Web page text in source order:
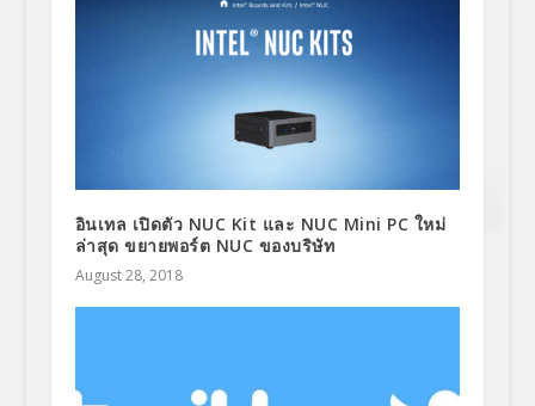
อินเทล เปิดตัว NUC Kit และ NUC Mini PC ใหม่
ล่าสุด ขยายพอร์ต NUC ของบริษัท
August 28, 2018